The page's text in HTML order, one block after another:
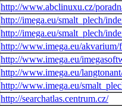
http://www.abclinuxu.cz/
http://imega.eu/smalt_plech/
http://imega.eu/smalt_plech/
http://www.imega.eu/akvarium/
http://www.imega.eu/
http://www.imega.eu/
http://www.imega.eu/
http://searchatlas.centrum.cz/